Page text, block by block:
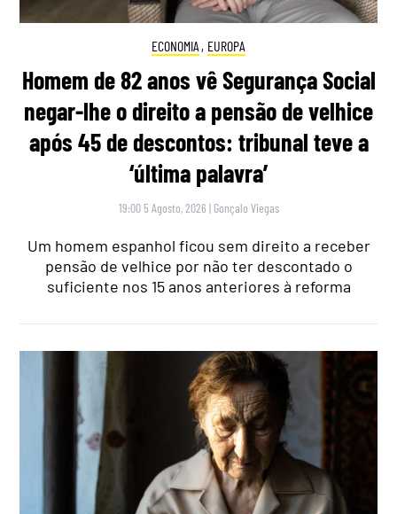
ECONOMIA , EUROPA
Homem de 82 anos vê Segurança Social
negar-lhe o direito a pensão de velhice
após 45 de descontos: tribunal teve a
‘última palavra’
19:00 5 Agosto, 2026 | Gonçalo Viegas
Um homem espanhol ficou sem direito a receber
pensão de velhice por não ter descontado o
suficiente nos 15 anos anteriores à reforma